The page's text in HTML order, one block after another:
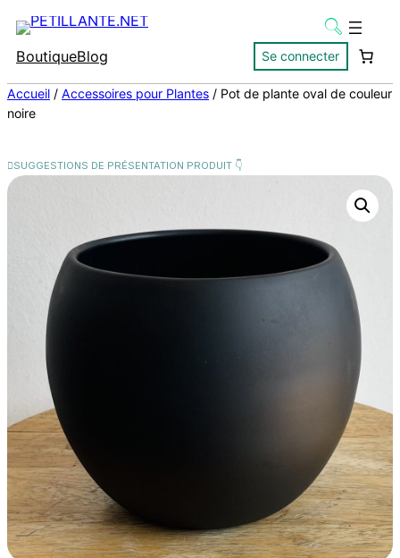
BoutiqueBlog Se connecter
Accueil / Accessoires pour Plantes / Pot de plante oval de couleur
noire